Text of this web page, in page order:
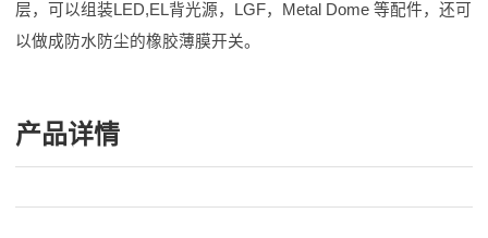
层，可以组装LED,EL背光源，LGF，Metal Dome 等配件，还可
以做成防水防尘的橡胶薄膜开关。
产品详情